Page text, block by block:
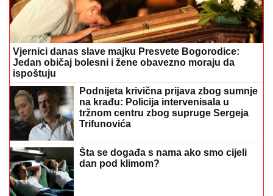
Vjernici danas slave majku Presvete Bogorodice:
Jedan običaj bolesni i žene obavezno moraju da
ispoštuju
Podnijeta krivična prijava zbog sumnje
na krađu: Policija intervenisala u
tržnom centru zbog supruge Sergeja
Trifunovića
Šta se događa s nama ako smo cijeli
dan pod klimom?